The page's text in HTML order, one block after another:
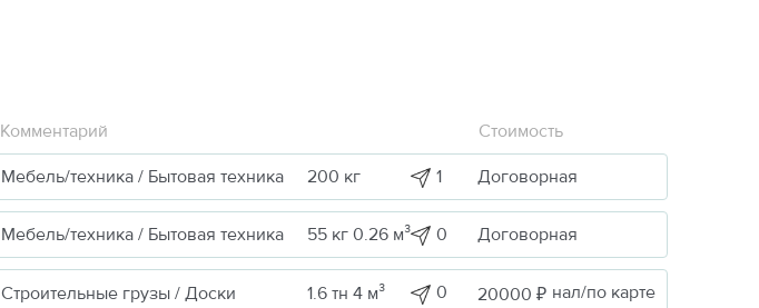
Комментарий Стоимость
Мебель/техника / Бытовая техника 200 кг 1 Договорная
Мебель/техника / Бытовая техника 55 кг 0.26 м³ 0 Договорная
Строительные грузы / Доски 1.6 тн 4 м³ 0 20000 ₽ нал/по карте